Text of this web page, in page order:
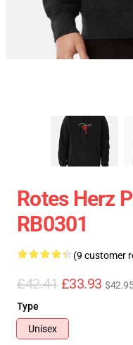
Rotes Herz
RB0301
(9 customer
£42.41 £33.93 $42.95
Type
Unisex